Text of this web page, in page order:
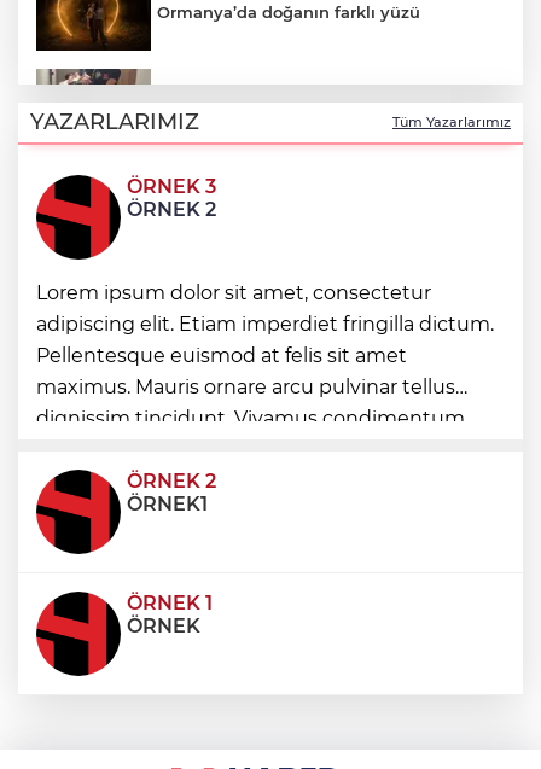
Ormanya’da doğanın farklı yüzü
İstanbul’da suç çetelerine operasyon!
BİK’ten gazete ve internet haber
sitelerine mevzuat eğitimi
Manisa'da 25 yıllık soruna neşter
Sağlık çalışanlarından ücret ve emeklilik
reformu çağrısı
YAZARLARIMIZ Tüm Yazarlarımız
ÖRNEK 3
ÖRNEK 2
Lorem ipsum dolor sit amet, consectetur
adipiscing elit. Etiam imperdiet fringilla dictum.
Pellentesque euismod at felis sit amet
maximus. Mauris ornare arcu pulvinar tellus
dignissim tincidunt. Vivamus condimentum
condimentum eros et, faucibus sapien. Praese
ÖRNEK 2
ÖRNEK1
ÖRNEK 1
ÖRNEK